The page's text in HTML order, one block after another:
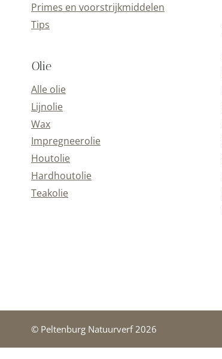
Primes en voorstrijkmiddelen
Tips
Olie
Alle olie
Lijnolie
Wax
Impregneerolie
Houtolie
Hardhoutolie
Teakolie
© Peltenburg Natuurverf 2026